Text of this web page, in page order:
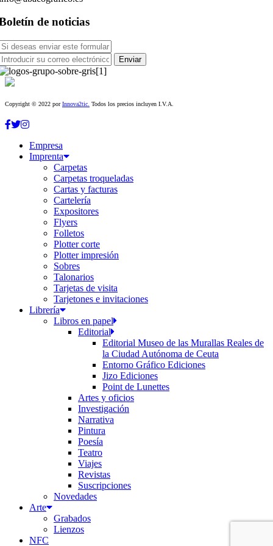
de noticias
Copyright © 2022 porInnova2tic. Todos los precios incluyen I.V.A.
Empresa
Imprenta
Carpetas
Carpetas troqueladas
Cartas y facturas
Cartelería
Expositores
Flyers
Folletos
Plotter corte
Plotter impresión
Sobres
Talonarios
Tarjetas de visita
Tarjetones e invitaciones
Librería
Libros en papel
Editorial
Editorial Museo de las Murallas Reales de
la Ciudad Autónoma de Ceuta
Entorno Gráfico Ediciones
Jizo Ediciones
Point de Lunettes
Artes y oficios
Investigación
Narrativa
Pintura
Poesía
Teatro
Viajes
Revistas
Suscripciones
Novedades
Arte
Grabados
Lienzos
NFC